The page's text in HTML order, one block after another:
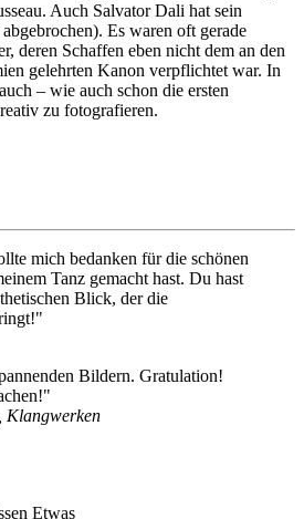
Auch Salvator Dali hat sein
Es waren oft gerade
deren Schaffen eben nicht dem an den
gelehrten Kanon verpflichtet war. In
– wie auch schon die ersten
zu fotografieren.
mich bedanken für die schönen
Tanz gemacht hast. Du hast
Blick, der die
Bildern. Gratulation!
Klangwerken
Etwas